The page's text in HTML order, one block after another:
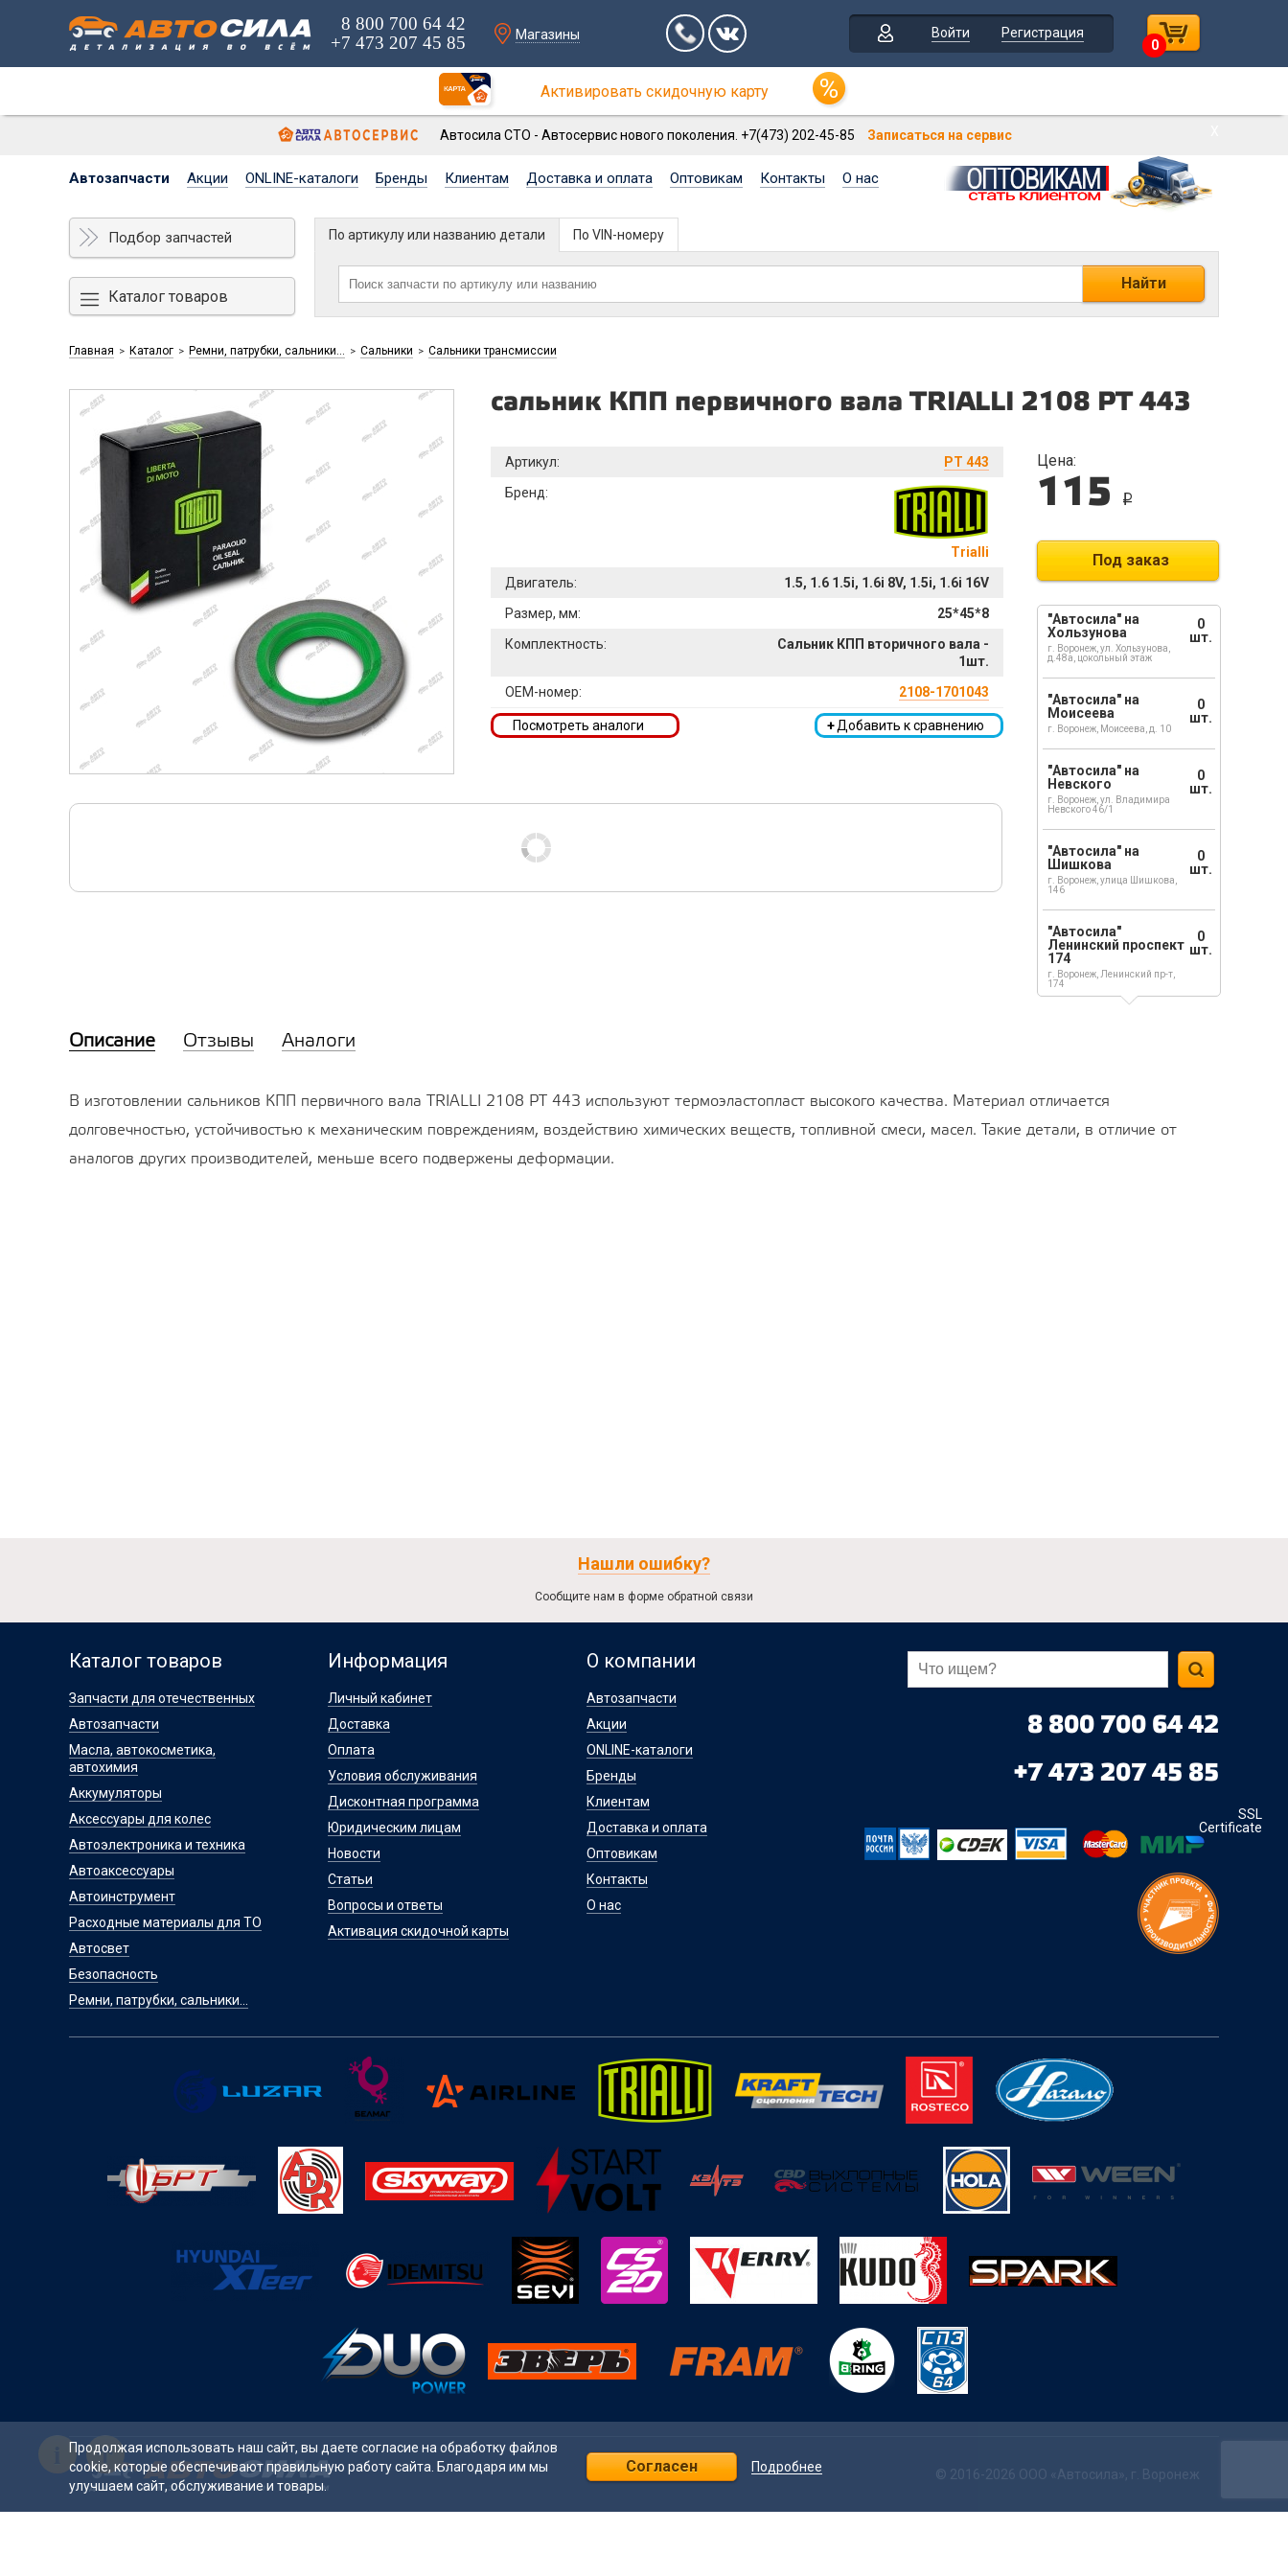
8 800 700 64 42
+7 473 207 45 85
Магазины Войти
Регистрация
0
Активировать скидочную карту
Автосила СТО - Автосервис нового поколения. +7(473) 202-45-85 Записаться на сервис
Автозапчасти Акции ONLINE-каталоги Бренды Клиентам Доставка и оплата Оптовикам Контакты О нас
Подбор запчастей
Каталог товаров
По артикулу или названию детали
Найти
По VIN-номеру
Главная > Каталог > Ремни, патрубки, сальники... > Сальники > Сальники трансмиссии
сальник КПП первичного вала TRIALLI 2108 PT 443
Артикул:
PT 443
Бренд:
Trialli
Двигатель:
1.5, 1.6 1.5i, 1.6i 8V, 1.5i, 1.6i 16V
Размер, мм:
25*45*8
Комплектность:
Сальник КПП вторичного вала -
1шт.
OEM-номер:
2108-1701043
+Добавить к сравнению
Посмотреть аналоги
Цена:
115 i
Под заказ
"Автосила" на
Хользунова
г. Воронеж, ул. Хользунова,
д.48а, цокольный этаж
0
шт.
"Автосила" на
Моисеева
г. Воронеж, Моисеева, д. 10
0
шт.
"Автосила" на
Невского
г. Воронеж, ул. Владимира
Невского 46/1
0
шт.
"Автосила" на
Шишкова
г. Воронеж, улица Шишкова,
146
0
шт.
"Автосила"
Ленинский проспект
174
г. Воронеж, Ленинский пр-т,
174
0
шт.
Описание Отзывы Аналоги
В изготовлении сальников КПП первичного вала TRIALLI 2108 PT 443 используют термоэластопласт высокого качества. Материал отличается
долговечностью, устойчивостью к механическим повреждениям, воздействию химических веществ, топливной смеси, масел. Такие детали, в отличие от
аналогов других производителей, меньше всего подвержены деформации.
Нашли ошибку?
Сообщите нам в форме обратной связи
Каталог товаров
Запчасти для отечественных
Автозапчасти
Масла, автокосметика,
автохимия
Аккумуляторы
Аксессуары для колес
Автоэлектроника и техника
Автоаксессуары
Автоинструмент
Расходные материалы для ТО
Автосвет
Безопасность
Ремни, патрубки, сальники...
Информация
Личный кабинет
Доставка
Оплата
Условия обслуживания
Дисконтная программа
Юридическим лицам
Новости
Статьи
Вопросы и ответы
Активация скидочной карты
О компании
Автозапчасти
Акции
ONLINE-каталоги
Бренды
Клиентам
Доставка и оплата
Оптовикам
Контакты
О нас
8 800 700 64 42
+7 473 207 45 85
SSL
Certificate
© 2016-2026 ООО «Автосила», г. Воронеж
Продолжая использовать наш сайт, вы даете согласие на обработку файлов
cookie, которые обеспечивают правильную работу сайта. Благодаря им мы
улучшаем сайт, обслуживание и товары.
Согласен Подробнее